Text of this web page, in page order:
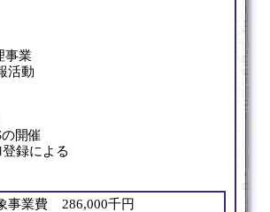
業
活動
開催
録による
事業費 286,000千円